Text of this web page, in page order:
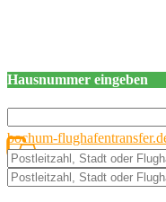
Hausnummer eingeben
bochum-